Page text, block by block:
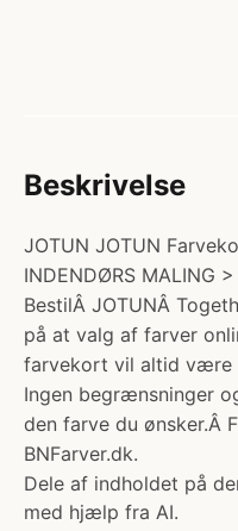
Beskrivelse
JOTUN JOTUN
INDENDØRS MALING
BestilÂ JOTUNÂ
på at valg af farver
farvekort vil altid være
Ingen begrænsninger
den farve du ønsker.Â
BNFarver.dk.
Dele af indholdet på
med hjælp fra AI.